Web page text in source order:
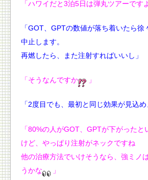
「ハワイだと3泊5日は弾丸ツアーです
「GOT、GPTの数値が落ち着いたら徐
中止します。
再燃したら、また注射すればいいし」
「そうなんですか 」
「2度目でも、最初と同じ効果が見込め
「80%の人がGOT、GPTが下がったと
けど、やっぱり注射がネックですね
他の治療方法でいけそうなら、強ミノ
うかな
」